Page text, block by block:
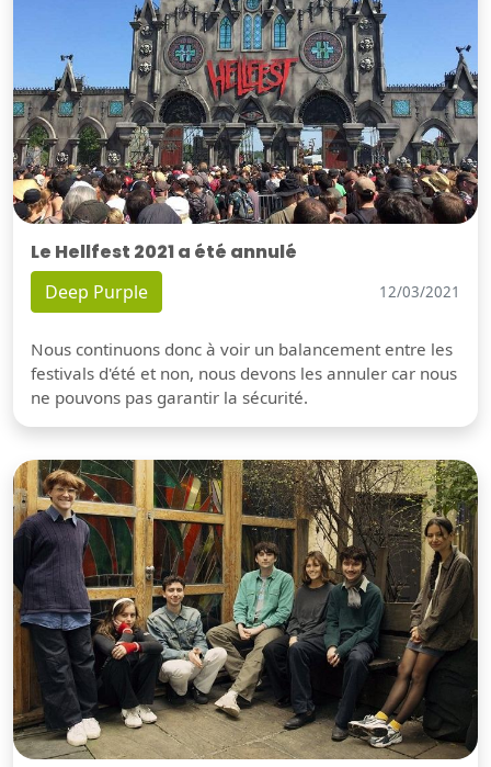
Le Hellfest 2021 a été annulé
Deep Purple 12/03/2021
Nous continuons donc à voir un balancement entre les
festivals d'été et non, nous devons les annuler car nous
ne pouvons pas garantir la sécurité.